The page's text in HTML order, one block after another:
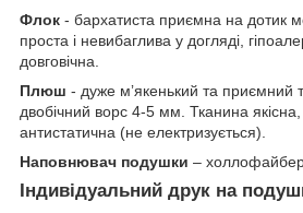
Флок - бархатиста приємна на дотик
проста і невибаглива у догляді,
довговічна.
Плюш - дуже мʼякенький та приємний
двобічний ворс 4-5 мм. Тканина якісна,
антистатична (не електризується).
Наповнювач подушки – холлофайбер
Індивідуальний друк на